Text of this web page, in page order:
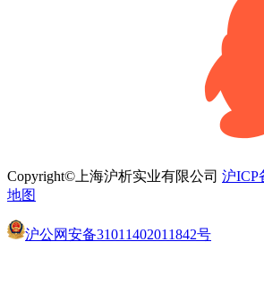
Copyright©上海沪析实业有限公司 沪ICP
地图
沪公网安备31011402011842号